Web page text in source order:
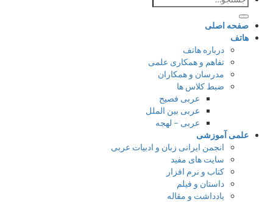
صفحه اصلی
هاتف
درباره هاتف
تفاهم و همکاری علمی
مدرسان و همکاران
ضبط کلاس ها
عربی فصیح
عربی بین الملل
عربی – لهجه
علمی آموزشی
انجمن ایرانی زبان و ادبیات عربی
سایت های مفید
کتاب و نرم افزار
داستان و فیلم
یادداشت و مقاله